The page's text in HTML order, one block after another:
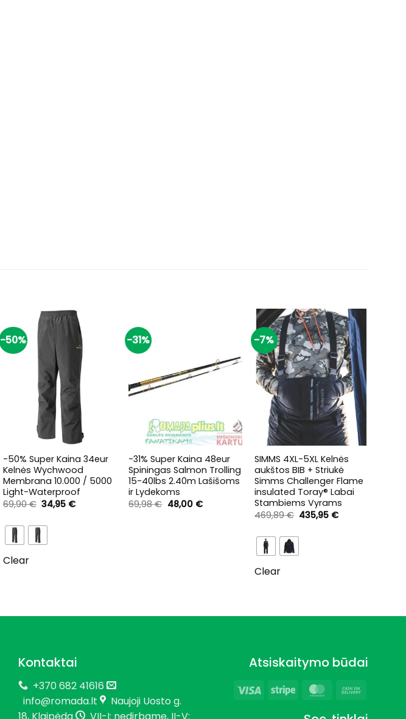
-50%
-50% Super Kaina 34eur
Kelnės Wychwood
Membrana 10.000 / 5000
Light-Waterproof
69,90€ Original
price
69,90 €.
34,95 €Current
Clear
-31%
+
-31% Super Kaina 48eur
Spiningas Salmon Trolling
15-40lbs 2.40m Lašišoms
ir Lydekoms
69,98€ Original
price
48,00 €Current
-7%
+
SIMMS 4XL-5XL Kelnės
aukštos BIB + Striukė
Simms Challenger Flame
insulated Toray® Labai
Stambiems Vyrams
469,89€ Original
price
469,89 €.
435,95 €Current
Clear
Kontaktai
+370 682 41616
info@romada.lt
Naujoji Uosto g.
18, Klaipėda
VII-I: nedirbame, II-V:
Atsiskaitymo būdai
Visa Stripe MasterCard